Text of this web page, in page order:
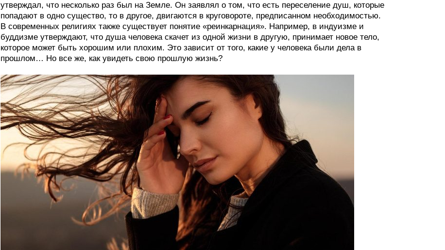
утверждал, что несколько раз был на Земле. Он заявлял о том, что есть переселение душ, которые
попадают в одно существо, то в другое, двигаются в круговороте, предписанном необходимостью.
В современных религиях также существует понятие «реинкарнация». Например, в индуизме и
буддизме утверждают, что душа человека скачет из одной жизни в другую, принимает новое тело,
которое может быть хорошим или плохим. Это зависит от того, какие у человека были дела в
прошлом… Но все же, как увидеть свою прошлую жизнь?